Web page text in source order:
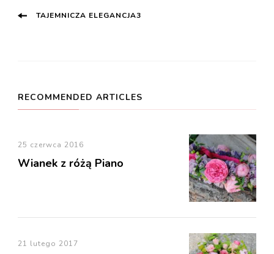
Post
TAJEMNICZA ELEGANCJA3
RECOMMENDED ARTICLES
25 czerwca 2016
Wianek z różą Piano
21 lutego 2017